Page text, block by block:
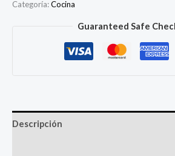
Categoría:Cocina
Guaranteed Safe
Descripción